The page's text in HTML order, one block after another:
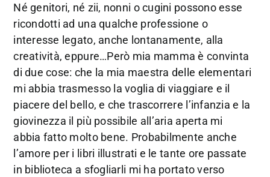
Né genitori, né zii, nonni o cugini possono esse
ricondotti ad una qualche professione o
interesse legato, anche lontanamente, alla
creatività, eppure…Però mia mamma è convinta
di due cose: che la mia maestra delle elementari
mi abbia trasmesso la voglia di viaggiare e il
piacere del bello, e che trascorrere l’infanzia e la
giovinezza il più possibile all’aria aperta mi
abbia fatto molto bene. Probabilmente anche
l’amore per i libri illustrati e le tante ore passate
in biblioteca a sfogliarli mi ha portato verso